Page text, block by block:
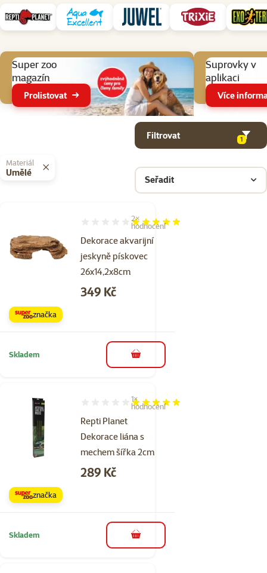
Super zoo
magazín
Prolistovat
Suprovky v
aplikaci
Více
Filtrovat
1
Materiál
Umělé
Seřadit
Produkty v kategorii Pozadí a dekorace do terárií
Dekorace akvarijní
jeskyně pískovec
26x14,2x8cm
Hodnocení 100%, počet hodnocení: 2
2×
hodnocení
Cena
349 Kč
značka
Skladem do košíku
Repti Planet
Dekorace liána s
mechem šířka 2cm
Hodnocení 100%, počet hodnocení: 1
1×
hodnocení
Cena
289 Kč
značka
Skladem do košíku